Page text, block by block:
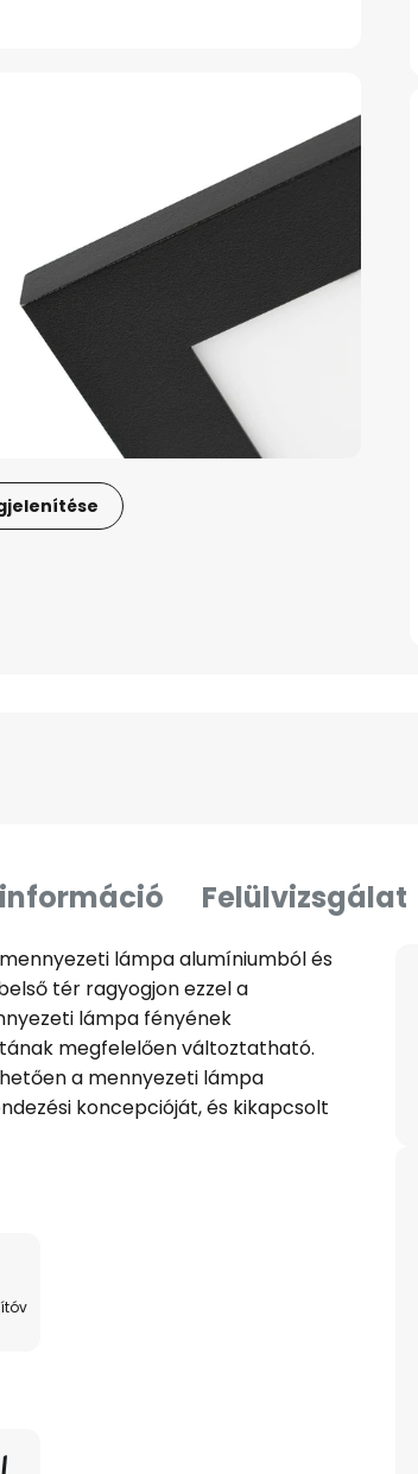
Felülvizsgálat
lámpa alumíniumból és
tér ragyogjon ezzel a
lámpa fényének
megfelelően változtatható.
a mennyezeti lámpa
koncepcióját, és kikapcsolt
A fényerőszabályozási
A lámpa a
jellemzője egyesül ebben a
készült. Bármely lakótérnek
attól, hogy milyen stílusú
Ezzel a lámpával garantált